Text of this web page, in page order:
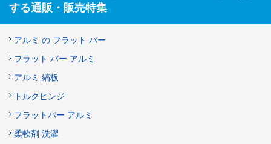
する通販・販売特集
アルミ の フラット バー
フラット バー アルミ
アルミ 縞板
トルクヒンジ
フラットバー アルミ
柔軟剤 洗濯